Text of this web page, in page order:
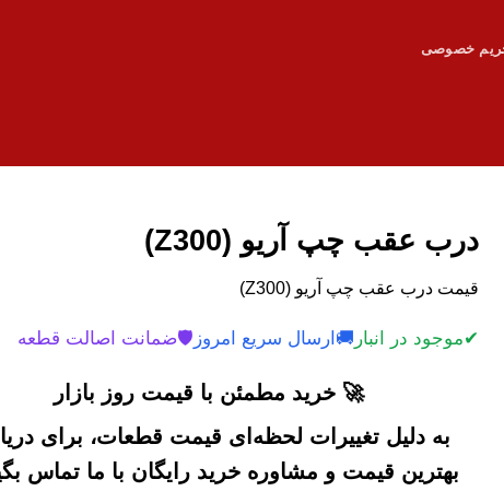
خصوصی
درب عقب چپ آریو (Z300)
قیمت درب عقب چپ آریو (Z300)
✔موجود در انبار 🚚 ارسال سریع امروز 🛡️ضمانت اصالت قطعه
🚀 خرید مطمئن با قیمت روز بازار
به دلیل تغییرات لحظه‌ای قیمت قطعات، برای
بهترین قیمت و مشاوره خرید رایگان با ما تماس